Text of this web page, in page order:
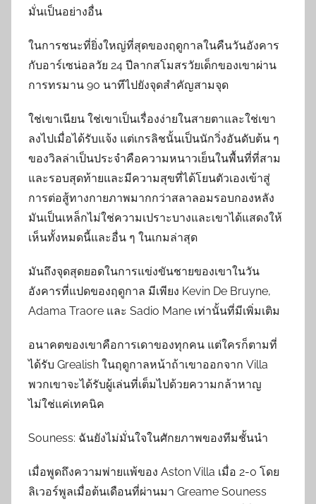
มั่นเป็นอย่างอื่น
ในการชนะที่ยิ่งใหญ่ที่สุดของฤดูกาลในคืนวันอังคาร
กับอาร์เซน่อลวัย 24 ปีลากสโมสรวัยเด็กของเขาผ่าน
การทรมาน 90 นาทีไปยังจุดสำคัญสามจุด
ใช่เขาเนียน ใช่เขาเป็นเรื่องง่ายในสายตาและใช่เขา
ลงไปเมื่อได้รับแจ้ง แต่เกรลิชนั้นเป็นนักวิ่งอันดับต้น ๆ
ของวิลล่าเป็นประจำคือความหนาวเย็นในพื้นที่ที่สาม
และรอบสุดท้ายและมีความสุขที่ได้โยนตัวเองเข้าสู่
การต่อสู้ทางกายภาพมากกว่าสลาลอมรอบกองหลัง
มันเป็นเหล็กไม่ใช่ความเปราะบางและเขาได้แสดงให้
เห็นทั้งหมดนี้และอื่น ๆ ในเกมล่าสุด
มันถึงจุดสุดยอดในการแข่งขันชายของเขาในวัน
อังคารที่แปดของฤดูกาล มีเพียง Kevin De Bruyne,
Adama Traore และ Sadio Mane เท่านั้นที่มีเพิ่มเติม
อนาคตของเขาคือการเดาของทุกคน แต่ใครก็ตามที่
ได้รับ Grealish ในฤดูกาลหน้าถ้าเขาออกจาก Villa
พวกเขาจะได้รับผู้เล่นที่เต็มไปด้วยความกล้าหาญ
ไม่ใช่แค่เทคนิค
Souness: ฉันยังไม่มั่นใจในศักยภาพของทีมชั้นนำ
เมื่อพูดถึงความพ่ายแพ้ของ Aston Villa เมื่อ 2-0 โดย
ลิเวอร์พูลเมื่อต้นเดือนที่ผ่านมา Greame Souness